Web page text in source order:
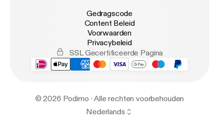
Gedragscode
Content Beleid
Voorwaarden
Privacybeleid
SSL Gecertificeerde Pagina
© 2026 Podimo · Alle rechten voorbehouden
Nederlands